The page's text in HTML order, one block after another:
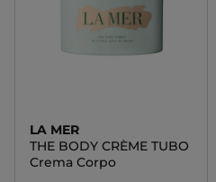
LA MER
THE BODY CRÈME TUBO
Crema Corpo